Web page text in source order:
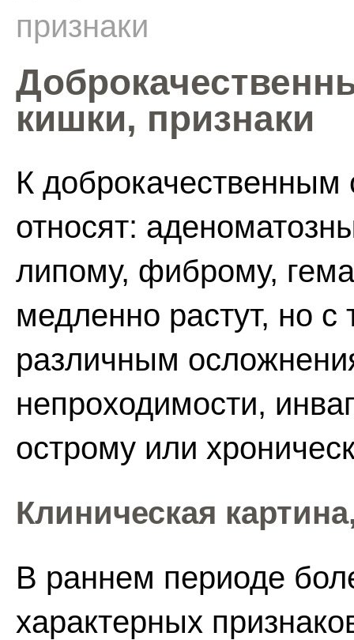
признаки
кишки, признаки
К доброкачественным
относят:
липому, фиброму,
медленно растут, но
различным
непроходимости,
острому или
Клиническая
В раннем периоде
характерных